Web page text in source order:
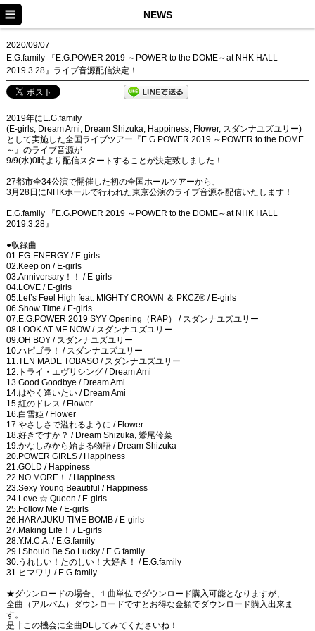
NEWS
2020/09/07
E.G.family 『E.G.POWER 2019 ～POWER to the DOME～at NHK HALL
2019.3.28』ライブ音源配信決定！
2019年にE.G.family
(E-girls, Dream Ami, Dream Shizuka, Happiness, Flower, スダンナユズユリー)
として実施した全国ライブツアー『E.G.POWER 2019 ～POWER to the DOME
～』のライブ音源が
9/9(水)0時より配信スタートすることが決定致しました！
27都市全34公演で開催した初の全国ホールツアーから、
3月28日にNHKホールで行われた東京公演のライブ音源を配信いたします！
E.G.family 『E.G.POWER 2019 ～POWER to the DOME～at NHK HALL
2019.3.28』
●収録曲
01.EG-ENERGY / E-girls
02.Keep on / E-girls
03.Anniversary！！ / E-girls
04.LOVE / E-girls
05.Let’s Feel High feat. MIGHTY CROWN ＆ PKCZ®️ / E-girls
06.Show Time / E-girls
07.E.G.POWER 2019 SYY Opening（RAP） / スダンナユズユリー
08.LOOK AT ME NOW / スダンナユズユリー
09.OH BOY / スダンナユズユリー
10.ハピゴラ！ / スダンナユズユリー
11.TEN MADE TOBASO / スダンナユズユリー
12.トライ・エヴリシング / Dream Ami
13.Good Goodbye / Dream Ami
14.はやく逢いたい / Dream Ami
15.紅のドレス / Flower
16.白雪姫 / Flower
17.やさしさで溢れるように / Flower
18.好きですか？ / Dream Shizuka, 鷲尾伶菜
19.かなしみから始まる物語 / Dream Shizuka
20.POWER GIRLS / Happiness
21.GOLD / Happiness
22.NO MORE！ / Happiness
23.Sexy Young Beautiful / Happiness
24.Love ☆ Queen / E-girls
25.Follow Me / E-girls
26.HARAJUKU TIME BOMB / E-girls
27.Making Life！ / E-girls
28.Y.M.C.A. / E.G.family
29.I Should Be So Lucky / E.G.family
30.うれしい！たのしい！大好き！ / E.G.family
31.ヒマワリ / E.G.family
★ダウンロードの場合、１曲単位でダウンロード購入可能となりますが、
全曲（アルバム）ダウンロードですとお得な金額でダウンロード購入出来ま
す。
是非この機会に全曲DLしてみてくださいね！
NEWS
PROFILE
MEDIA/EVENT
DISCOGRAPHY
VIDEO
Dream
Flower
Dream Ami